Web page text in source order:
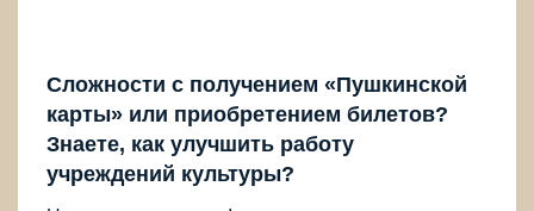
Сложности с получением «Пушкинской
карты» или приобретением билетов?
Знаете, как улучшить работу
учреждений культуры?